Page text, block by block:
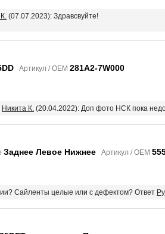
(07.07.2023): Здравсвуйте!
Артикул / OEM 281A2-7W000
Никита К. (20.04.2022): Доп фото НСК пока
Заднее Левое Нижнее Артикул / OEM
Сайленты целые или с дефектом? Ответ